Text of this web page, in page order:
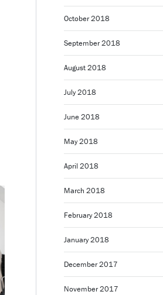
October 2018
September 2018
August 2018
July 2018
June 2018
May 2018
April 2018
March 2018
February 2018
January 2018
December 2017
November 2017